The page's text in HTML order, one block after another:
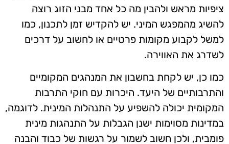
ציפיות מראש ולהבין מה כל אחד מבני הזוג רוצה
להשיג מהמפגש המיני. יש להקדיש זמן לתכנון, כמו
למשל לקבוע מקומות פרטיים או לחשוב על דרכים
לשדרג את האווירה.
כמו כן, יש לקחת בחשבון את המנהגים המקומיים
והתרבותיים של היעד. היכרות עם חוקי התרבות
המקומית יכולה להשפיע על התנהלות המינית. לדוגמה,
במדינות מסוימות ישנן הגבלות על התנהגות מינית
פומבית, ולכן חשוב לשמור על רגשות של כבוד והבנה